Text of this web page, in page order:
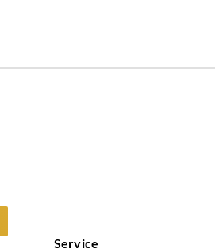
Service